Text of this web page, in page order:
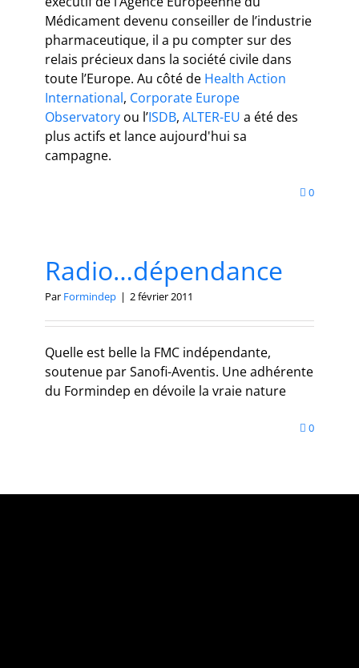
Médicament devenu conseiller de l’industrie
pharmaceutique, il a pu compter sur des
relais précieux dans la société civile dans
toute l’Europe. Au côté de Health Action
International, Corporate Europe
Observatory ou l’ISDB, ALTER-EU a été des
plus actifs et lance aujourd'hui sa
campagne.
0
Radio…dépendance
Par Formindep | 2 février 2011
Quelle est belle la FMC indépendante,
soutenue par Sanofi-Aventis. Une adhérente
du Formindep en dévoile la vraie nature
0